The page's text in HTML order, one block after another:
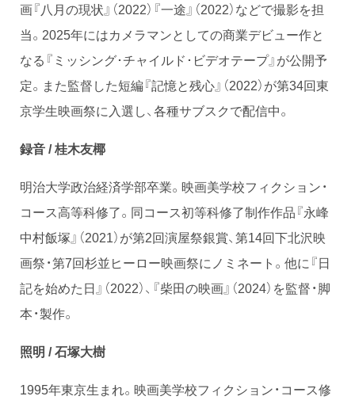
画『八月の現状』（2022）『一途』（2022）などで撮影を担
当。2025年にはカメラマンとしての商業デビュー作と
なる『ミッシング･チャイルド･ビデオテープ』が公開予
定。また監督した短編『記憶と残心』（2022）が第34回東
京学生映画祭に入選し、各種サブスクで配信中。
録音 / 桂木友椰
明治大学政治経済学部卒業。映画美学校フィクション・
コース高等科修了。同コース初等科修了制作作品『永峰
中村飯塚』（2021）が第2回演屋祭銀賞、第14回下北沢映
画祭・第7回杉並ヒーロー映画祭にノミネート。他に『日
記を始めた日』（2022）、『柴田の映画』（2024）を監督・脚
本・製作。
照明 / 石塚大樹
1995年東京生まれ。映画美学校フィクション・コース修